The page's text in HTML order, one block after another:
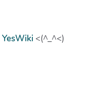
YesWiki <(^_^<)